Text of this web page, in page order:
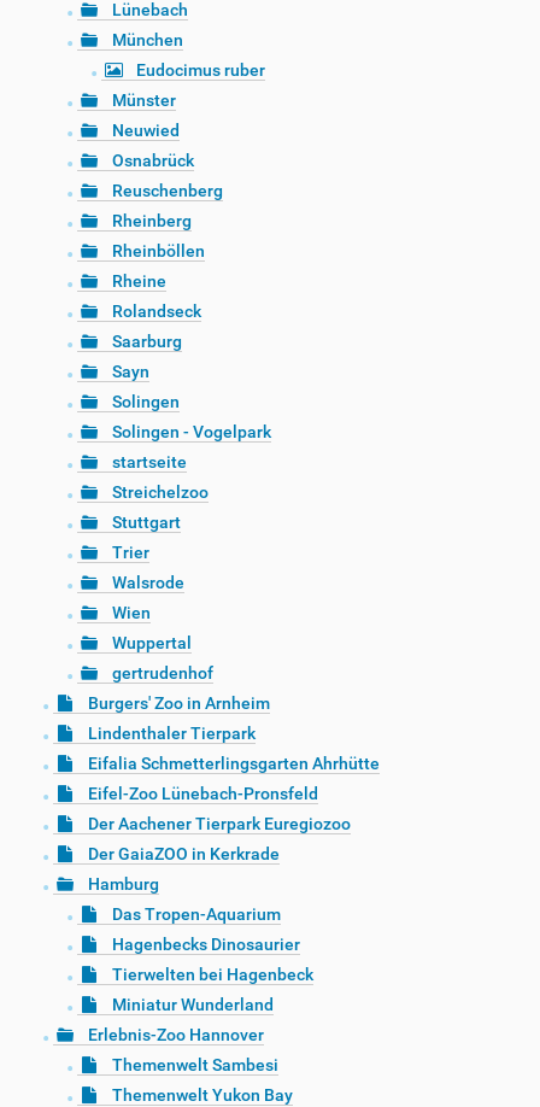
Lünebach
München
Eudocimus ruber
Münster
Neuwied
Osnabrück
Reuschenberg
Rheinberg
Rheinböllen
Rheine
Rolandseck
Saarburg
Sayn
Solingen
Solingen - Vogelpark
startseite
Streichelzoo
Stuttgart
Trier
Walsrode
Wien
Wuppertal
gertrudenhof
Burgers' Zoo in Arnheim
Lindenthaler Tierpark
Eifalia Schmetterlingsgarten Ahrhütte
Eifel-Zoo Lünebach-Pronsfeld
Der Aachener Tierpark Euregiozoo
Der GaiaZOO in Kerkrade
Hamburg
Das Tropen-Aquarium
Hagenbecks Dinosaurier
Tierwelten bei Hagenbeck
Miniatur Wunderland
Erlebnis-Zoo Hannover
Themenwelt Sambesi
Themenwelt Yukon Bay